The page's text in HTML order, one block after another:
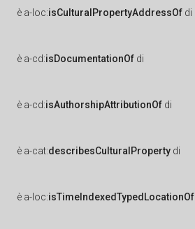
è a-loc:isCulturalPropertyAddressOf di
è a-cd:isDocumentationOf di
è a-cd:isAuthorshipAttributionOf di
è a-cat:describesCulturalProperty di
è a-loc:isTimeIndexedTypedLocationOf